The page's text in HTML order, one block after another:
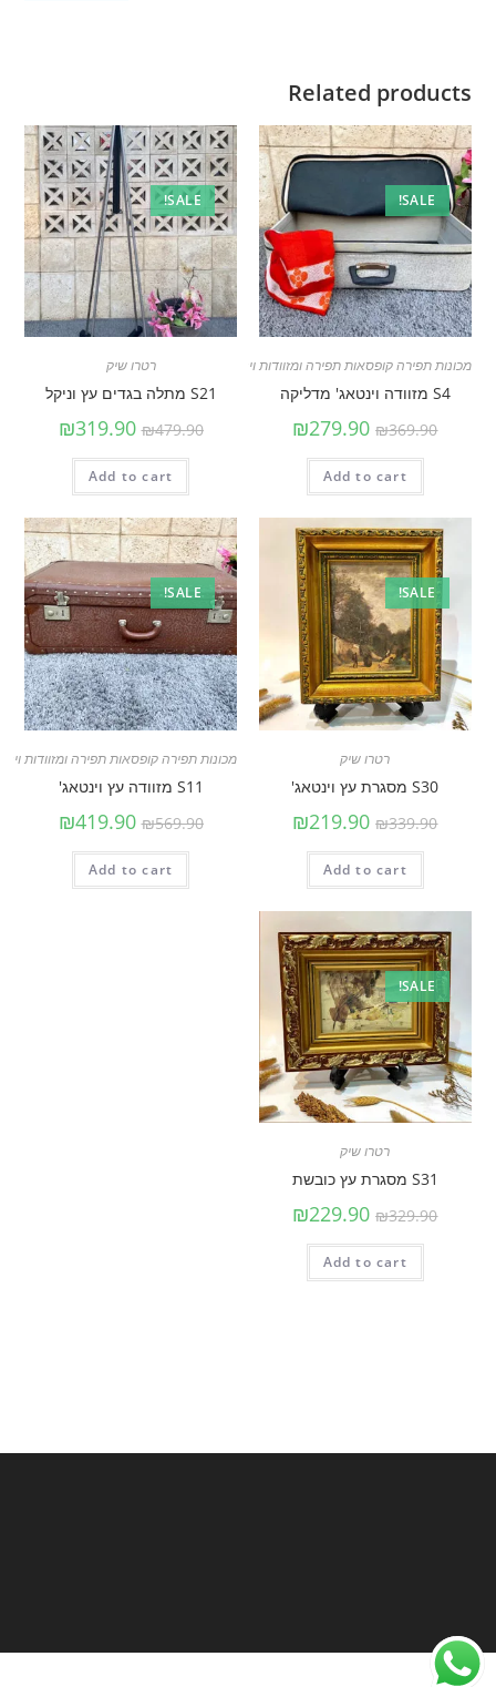
Related products
SALE!
מכונות תפירה קופסאות תפירה ומזוודות וינטאג׳
S4 מזוודה וינטאג' מדליקה
₪369.90
₪279.90
Add to cart
SALE!
רטרו שיק
S21 מתלה בגדים עץ וניקל
₪479.90
₪319.90
Add to cart
SALE!
רטרו שיק
S30 מסגרת עץ וינטאג'
₪339.90
₪219.90
Add to cart
SALE!
מכונות תפירה קופסאות תפירה ומזוודות
S11 מזוודה עץ וינטאג'
₪569.90
₪419.90
Add to cart
SALE!
רטרו שיק
S31 מסגרת עץ כובשת
₪329.90
₪229.90
Add to cart